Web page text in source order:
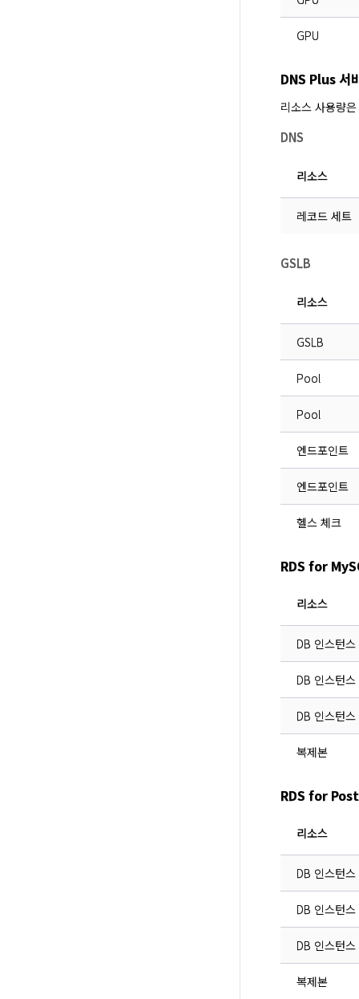
GPU
DNS Plus 서
리소스 사용량
DNS
리소스
레코드 세트
GSLB
리소스
GSLB
Pool
Pool
엔드포인트
엔드포인트
헬스 체크
RDS for
리소스
DB 인스턴스
DB 인스턴
DB 인스턴
복제본
RDS for
리소스
DB 인스턴스
DB 인스턴
DB 인스턴
복제본